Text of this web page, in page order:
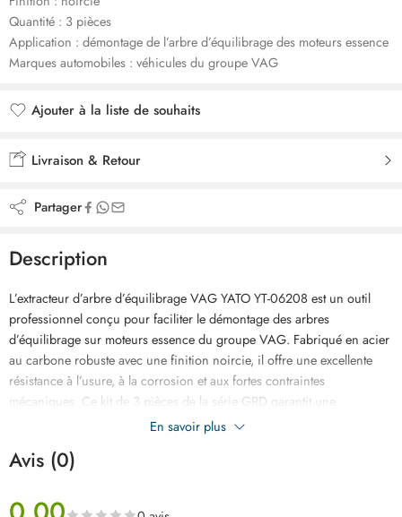
Quantité : 3 pièces
Application : démontage de l’arbre d’équilibrage des moteurs essence
Marques automobiles : véhicules du groupe VAG
Ajouter à la liste de souhaits
Livraison & Retour
Partager
Description
L’extracteur d’arbre d’équilibrage VAG YATO YT-06208 est un outil
professionnel conçu pour faciliter le démontage des arbres
d’équilibrage sur moteurs essence du groupe VAG. Fabriqué en acier
au carbone robuste avec une finition noircie, il offre une excellente
résistance à l’usure, à la corrosion et aux fortes contraintes
mécaniques. Ce kit de 3 pièces de la série GRD garantit une
intervention précise, sûre et efficace lors des opérations de
véhicules Volkswagen, Audi, Seat et Škoda, permettant un démontage
mécanique automobile et les professionnels, cet extracteur assure un
En savoir plus
Avis (0)